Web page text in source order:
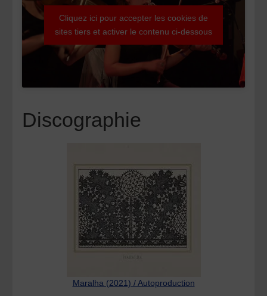
Cliquez ici pour accepter les cookies de
sites tiers et activer le contenu ci-dessous
Discographie
Maralha (2021) / Autoproduction